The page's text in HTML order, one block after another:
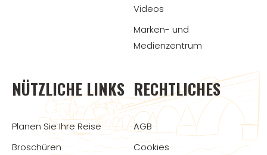
Videos
Marken- und
Medienzentrum
NÜTZLICHE LINKS
Planen Sie Ihre Reise
Broschüren
RECHTLICHES
AGB
Cookies